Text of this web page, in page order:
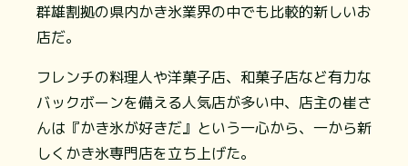
群雄割拠の県内かき氷業界の中でも比較的新しいお
店だ。
フレンチの料理人や洋菓子店、和菓子店など有力な
バックボーンを備える人気店が多い中、店主の崔さ
んは『かき氷が好きだ』という一心から、一から新
しくかき氷専門店を立ち上げた。